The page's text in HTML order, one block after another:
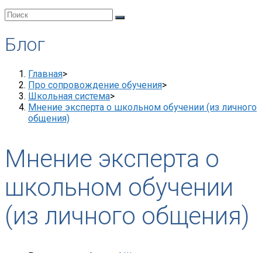
Блог
Главная>
Про сопровождение обучения>
Школьная система>
Мнение эксперта о школьном обучении (из личного
общения)
Мнение эксперта о
школьном обучении
(из личного общения)